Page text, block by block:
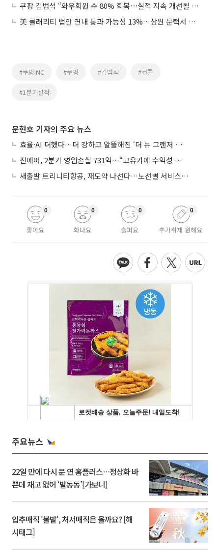
쿠팡 김범석 “와우회원 수 80% 회복⋯실적 지속 개선될 것”
美 클래리티 법안 연내 통과 가능성 13%…상원 문턱서 제동
#쿠팡INC #쿠팡 #김범석 #컨콜
#1분기실적
문현호 기자의 주요 뉴스
효율·AI 더했다…더 강하고 알뜰해진 ‘더 뉴 그랜저 하이브리드’
진에어, 2분기 영업손실 731억…“고유가에 수익성 악화”
새출발 트리니티항공, 재도약 나선다…노선별 서비스 차별화
좋아요
0
화나요
0
슬퍼요
0
추가취재 원해요
0
주요뉴스
22일 만에 다시 문 연 홈플러스…정상화 바
쁜데 재고 없어 ‘발동동’[가보니]
입추매직 '불발', 처서매직은 올까요? [해
시태그]